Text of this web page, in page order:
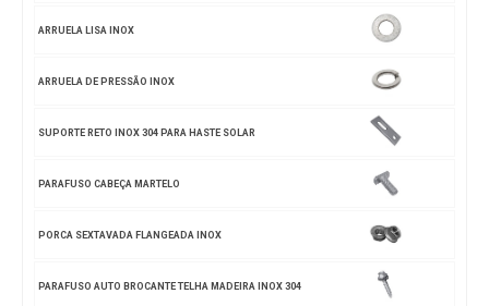
ARRUELA LISA INOX
ARRUELA DE PRESSÃO INOX
SUPORTE RETO INOX 304 PARA HASTE SOLAR
PARAFUSO CABEÇA MARTELO
PORCA SEXTAVADA FLANGEADA INOX
PARAFUSO AUTO BROCANTE TELHA MADEIRA INOX 304